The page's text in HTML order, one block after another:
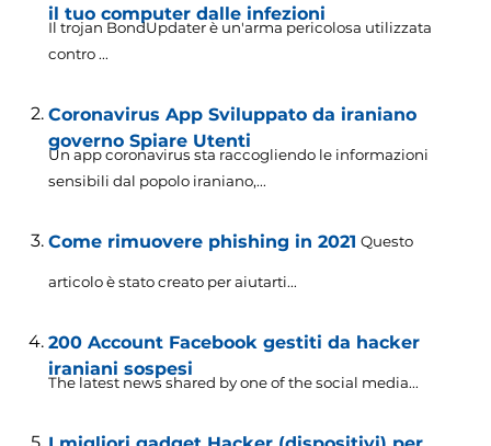
il tuo computer dalle infezioni
Il trojan BondUpdater è un'arma pericolosa utilizzata
contro ...
Coronavirus App Sviluppato da iraniano
governo Spiare Utenti
Un app coronavirus sta raccogliendo le informazioni
sensibili dal popolo iraniano,...
Come rimuovere phishing in 2021 Questo
articolo è stato creato per aiutarti...
200 Account Facebook gestiti da hacker
iraniani sospesi
The latest news shared by one of the social media...